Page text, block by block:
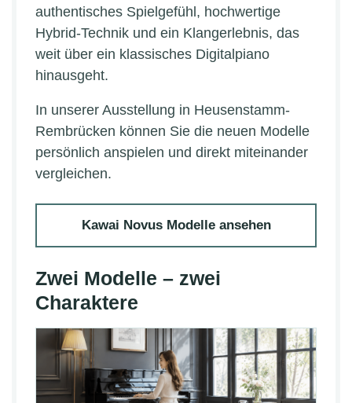
authentisches Spielgefühl, hochwertige
Hybrid-Technik und ein Klangerlebnis, das
weit über ein klassisches Digitalpiano
hinausgeht.
In unserer Ausstellung in Heusenstamm-
Rembrücken können Sie die neuen Modelle
persönlich anspielen und direkt miteinander
vergleichen.
Kawai Novus Modelle ansehen
Zwei Modelle – zwei
Charaktere